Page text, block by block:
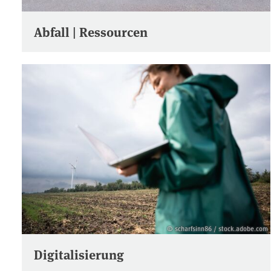
Abfall | Ressourcen
© scharfsinn86 / stock.adobe.com
Digitalisierung